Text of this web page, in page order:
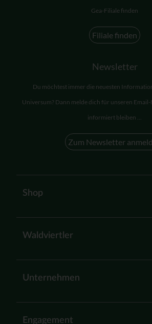
Gea-Filiale finden
Filiale finden
Newsletter
Du möchtest immer die neuesten
Universum? Dann melde dich für unseren
informiert bleiben ...
Zum Newsletter
Shop
Waldviertler
Unternehmen
Engagement